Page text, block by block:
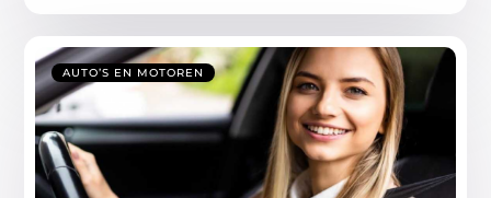
AUTO’S EN MOTOREN